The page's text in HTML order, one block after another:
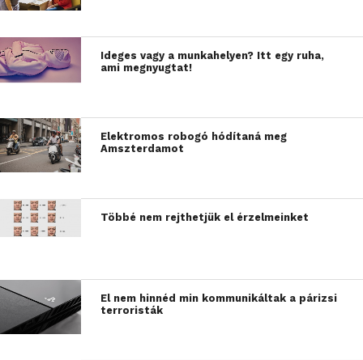
Ideges vagy a munkahelyen? Itt egy ruha,
ami megnyugtat!
Elektromos robogó hódítaná meg
Amszterdamot
Többé nem rejthetjük el érzelmeinket
El nem hinnéd min kommunikáltak a párizsi
terroristák